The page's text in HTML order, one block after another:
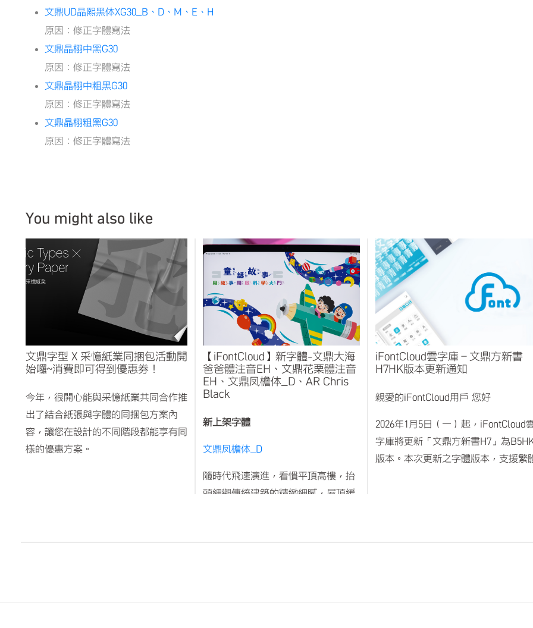
文鼎UD晶熙黑体XG30_B、D、M、E、H
原因：修正字體寫法
文鼎晶栩中黑G30
原因：修正字體寫法
文鼎晶栩中粗黑G30
原因：修正字體寫法
文鼎晶栩粗黑G30
原因：修正字體寫法
You might also like
文鼎字型 X 采憶紙業同捆包活動開
始囉~消費即可得到優惠券！
今年，很開心能與采憶紙業共同合作推
出了結合紙張與字體的同捆包方案內
容，讓您在設計的不同階段都能享有同
樣的優惠方案。
【iFontCloud】新字體-文鼎大海
爸爸體注音EH、文鼎花栗體注音
EH、文鼎凤檐体_D、AR Chris
Black
新上架字體
文鼎凤檐体_D
隨時代飛速演進，看慣平頂高樓，抬
頭細觀傳統建築的精緻細膩，屋頂緩
iFontCloud雲字庫–文鼎方新書
H7HK版本更新通知
親愛的iFontCloud用戶 您好
2026年1月5日（一）起，iFontCloud
字庫將更新「文鼎方新書H7」為
版本。本次更新之字體版本，支援繁